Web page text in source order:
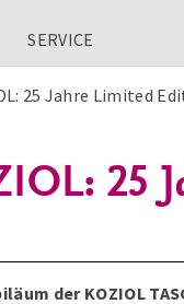
SERVICE
25 Jahre Limited
25
der KOZIOL